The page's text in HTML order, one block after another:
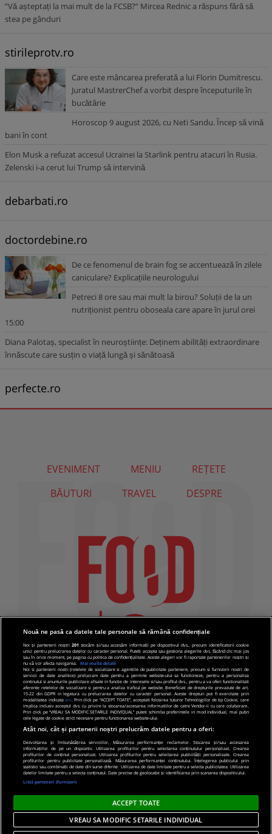
”Vă așteptați la mai mult de la FCSB?” Mircea Rednic a răspuns fără să
stea pe gânduri
stirileprotv.ro
Care este mâncarea preferată a lui Florin Dumitrescu.
Juratul MastrerChef a vorbit despre începuturile în
bucătărie
Horoscop 9 august 2026, cu Neti Sandu. Încep să vină
bani în cont
Elon Musk a refuzat accesul Ucrainei la Starlink pentru atacuri în Rusia.
Zelenski i-a cerut lui Trump să intervină
debarbati.ro
doctordebine.ro
De ce fenomenul de brain fog se accentuează în zilele
caniculare? Explicațiile neurologului
Petreci 8 ore sau mai mult la birou? Soluții de la un
nutriționist pentru oboseala care apare în jurul orei
15:00
Diana Palotaș, specialist în neuroștiințe: Deținem abilități extraordinare
înnăscute care susțin o viață lungă și sănătoasă
perfecte.ro
EVENIMENT MENIU
REȚETE
BĂUTURI
TRAVEL DESPRE
© 2019 PRO TV S.R.L |Politica de Cookie|Politica
de confidentialitate
Nouă ne pasă ca datele tale personale să rămână confidențiale
Noi și partenerii noștri201 stocăm și/sau accesăm informații pe dispozitivul dvs., precum identificatorii cookie
unici pentru prelucrarea datelor cu caracter personal. Puteți accepta sau gestiona alegerile dvs. făcând clic mai jos
sau în orice moment, pe pagina cu politica de confidențialitate. Aceste alegeri vor fi raportate partenerilor noștri și
nu vă vor afecta navigarea.
Mai multe detalii
Noi si partenerii nostri (retelele de socializare si agentiile de publicitate partenere, precum si furnizorii nostri de
servicii de date analitice) prelucram date pentru a permite website-ului sa functioneze, pentru a personaliza
continutul si anunturile publicitare afisate in functie de interesele si/sau profilul dvs., pentru a va oferi functionalitati
aferente retelelor de socializare si pentru a analiza traficul pe website. Beneficiati de drepturile prevazute de art.
15-22 din GDPR in legatura cu prelucrarea datelor cu caracter personal. Aceste drepturi pot fi exercitate prin
modalitatea indicata aici. Prin click pe “ACCEPT TOATE”, acceptati folosirea tuturor Tehnologiilor de tip Cookie, care
implica inclusiv acceptul dvs. cu privire la stocarea/accesarea informatiilor de catre Vendor-ii cu care colaboram.
Prin click pe “VREAU SA MODIFIC SETARILE INDIVIDUAL” puteti schimba preferintele in mod individual, mai putin
cele legate de cookie strict necesare pentru functionarea website-ului.
Atât noi, cât și partenerii noștri prelucrăm datele pentru a oferi:
Dezvoltarea și îmbunătățirea serviciilor. Măsurarea performanței reclamelor. Stocarea și/sau accesarea
informațiilor de pe un dispozitiv. Utilizarea profilurilor pentru selectarea conținutului personalizat. Crearea
profilurilor de conținut personalizat. Utilizarea profilurilor pentru selectarea publicității personalizate. Crearea
profilurilor pentru publicitate personalizată. Măsurarea performanței conținutului. Înțelegerea publicului prin
statistici sau combinații de date din surse diferite. Utilizarea de date limitate pentru a selecta publicitatea. Utilizarea
datelor limitate pentru a selecta conținutul. Date precise de geolocație și identificarea prin scanarea dispozitivului.
Listă parteneri (furnizori)
ACCEPT TOATE
VREAU SA MODIFIC SETARILE INDIVIDUAL